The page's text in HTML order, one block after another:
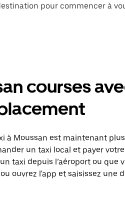
pour commencer à
courses
à Moussan est maintenant
un taxi local et payer
taxi depuis l’aéroport ou
ouvrez l'app et saisissez une